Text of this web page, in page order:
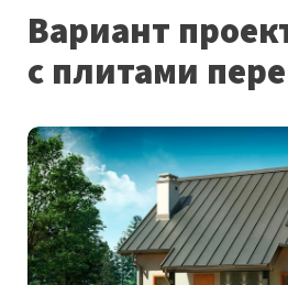
Вариант
с плитами